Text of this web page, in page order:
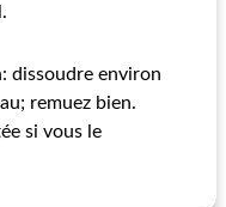
dissoudre environ
remuez bien.
si vous le